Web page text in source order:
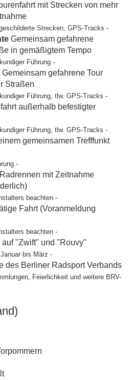
mit Strecken von mehr
Strecken, GPS-Tracks -
Gemeinsam gefahrene
in gemäßigtem Tempo
Führung -
Gemeinsam gefahrene Tour
Straßen
Führung, tlw. GPS-Tracks -
außerhalb befestigter
Führung, tlw. GPS-Tracks -
gemeinsamen Trefffunkt
-
Radrennen mit Zeitnahme
beachten -
Fahrt (Voranmeldung
beachten -
"Zwift" und "Rouvy"
bis März -
des Berliner Radsport Verbands
Feierlichkeit und weitere BRV-